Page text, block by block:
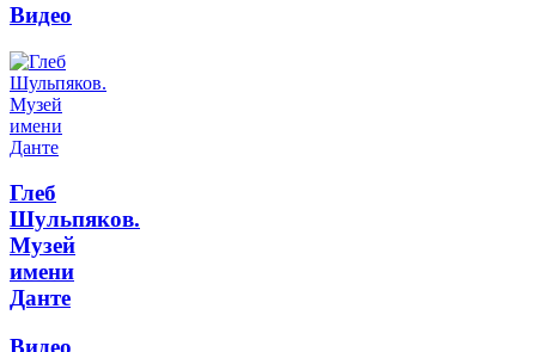
Видео
Глеб
Шульпяков.
Музей
имени
Данте
Видео